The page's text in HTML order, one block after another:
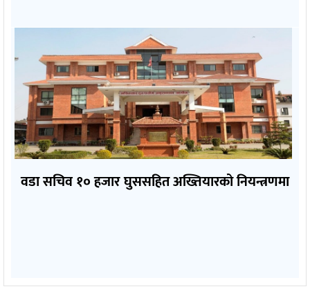
वडा सचिव १० हजार घुससहित अख्तियारको नियन्त्रणमा